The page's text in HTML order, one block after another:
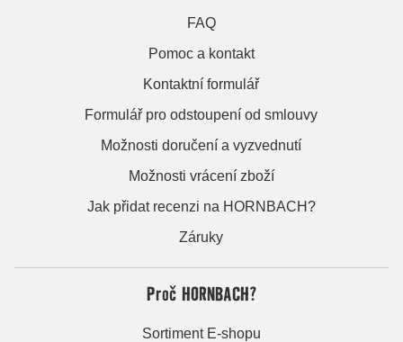
FAQ
Pomoc a kontakt
Kontaktní formulář
Formulář pro odstoupení od smlouvy
Možnosti doručení a vyzvednutí
Možnosti vrácení zboží
Jak přidat recenzi na HORNBACH?
Záruky
Proč HORNBACH?
Sortiment E-shopu